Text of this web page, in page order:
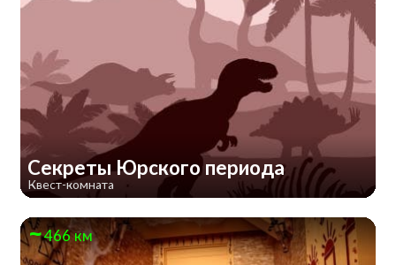
Секреты Юрского периода
Квест-комната
466 км